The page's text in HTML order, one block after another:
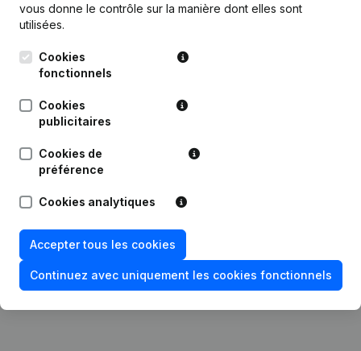
Publications
Date
Juridique
14-07-2014
Rubrique Constitution (Nouvelle
Personne Morale, Ouverture
Succursale, etc...)
vous donne le contrôle sur la manière dont elles sont
utilisées.
Cookies
fonctionnels
Cookies
publicitaires
Cookies de
préférence
Cookies analytiques
Accepter tous les cookies
Continuez avec uniquement les cookies fonctionnels